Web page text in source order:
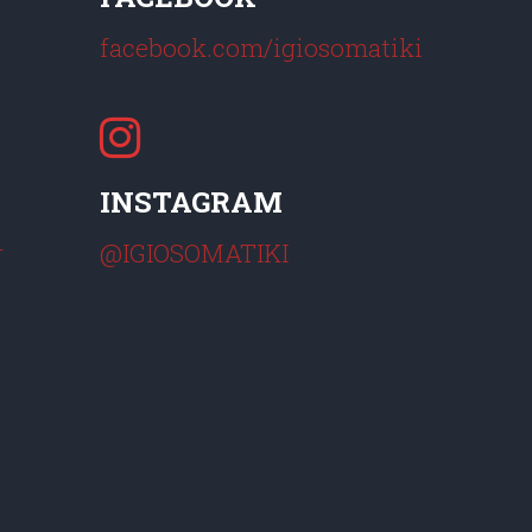
facebook.com/igiosomatiki
INSTAGRAM
@IGIOSOMATIKI